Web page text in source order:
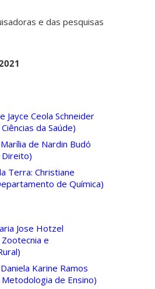
e das pesquisas
Jayce Ceola Schneider
da Saúde)
de Nardin Budó
Terra: Christiane
de Química)
Jose Hotzel
e
Karine Ramos
de Ensino)